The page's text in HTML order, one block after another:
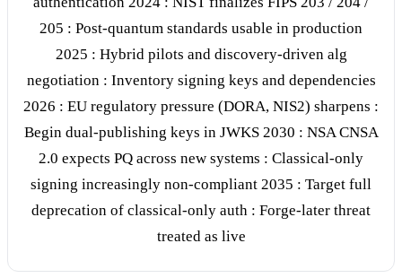
205 : Post-quantum standards usable in production
2025 : Hybrid pilots and discovery-driven alg
negotiation : Inventory signing keys and dependencies
2026 : EU regulatory pressure (DORA, NIS2) sharpens :
Begin dual-publishing keys in JWKS 2030 : NSA CNSA
2.0 expects PQ across new systems : Classical-only
signing increasingly non-compliant 2035 : Target full
deprecation of classical-only auth : Forge-later threat
treated as live